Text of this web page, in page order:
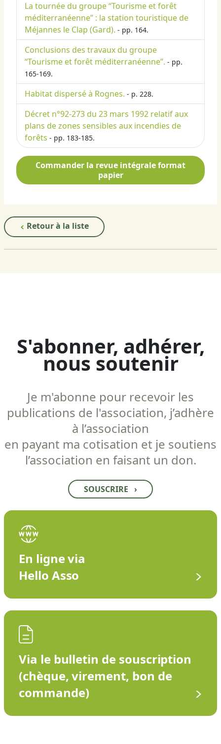
La tournée du groupe “Tourisme et forêt
méditerranéenne” : la station touristique de
Méjannes le Clap (Gard). - pp. 164.
Conclusions des travaux du groupe
“Tourisme et forêt méditerranéenne”. - pp.
165-169.
Habitat dispersé à Rognes. - p. 228.
Décret n°92-273 du 23 mars 1992 relatif aux
plans de zones sensibles aux incendies de
forêts - pp. 183-185.
Commander la revue intégrale format
papier
Retour à la liste
S'abonner, adhérer,
nous soutenir
Je m'abonne pour recevoir les
publications de l'association, j’adhère
à l’association
en payant ma cotisation et je soutiens
l’association en faisant un don.
SOUSCRIRE ›
En ligne via
Hello Asso
Via le bulletin de souscription
(chèque, virement, bon de
commande)